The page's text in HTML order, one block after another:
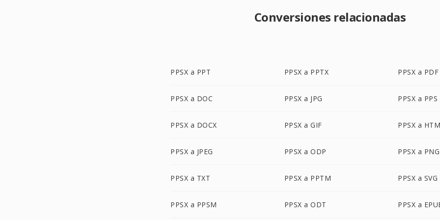
Conversiones relacionadas
PPSX a PPT PPSX a PPTX PPSX a PDF
PPSX a DOC PPSX a JPG PPSX a PPS
PPSX a DOCX PPSX a GIF PPSX a
PPSX a JPEG PPSX a ODP PPSX a PNG
PPSX a TXT PPSX a PPTM PPSX a SVG
PPSX a PPSM PPSX a ODT PPSX a